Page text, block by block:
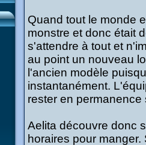
Quand tout le monde
monstre et donc était
s'attendre à tout et
au point un nouveau
l'ancien modèle
instantanément.
rester en permanence
Aelita découvre donc
horaires pour